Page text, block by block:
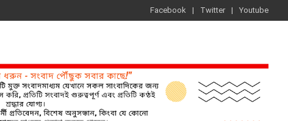
Facebook Twitter Youtube